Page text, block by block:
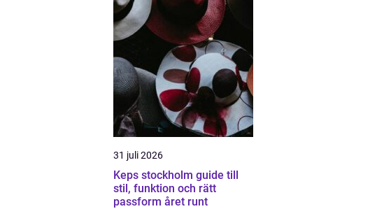
31 juli 2026
Keps stockholm guide till
stil, funktion och rätt
passform året runt